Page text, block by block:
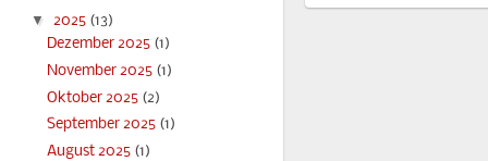
▼ 2025 (13)
Dezember 2025 (1)
November 2025 (1)
Oktober 2025 (2)
September 2025 (1)
August 2025 (1)